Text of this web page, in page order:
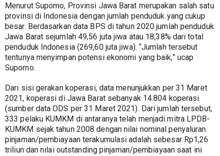
Menurut Supomo, Provinsi Jawa Barat merupakan salah satu
provinsi di Indonesia dengan jumlah penduduk yang cukup
besar. Berdasarkan data BPS di tahun 2020 jumlah penduduk
Jawa Barat sejumlah 49,56 juta jiwa atau 18,38% dari total
penduduk Indonesia (269,60 juta jiwa). “Jumlah tersebut
tentunya menyimpan potensi ekonomi yang baik,” ucap
Supomo.
Dari sisi gerakan koperasi, data menunjukkan per 31 Maret
2021, koperasi di Jawa Barat sebanyak 14.804 koperasi
(sumber data ODS per 31 Maret 2021). Dari jumlah tersebut,
333 pelaku KUMKM di antaranya telah menjadi mitra LPDB-
KUMKM sejak tahun 2008 dengan nilai nominal penyaluran
pinjaman/pembiayaan terakumulasi adalah sebesar Rp1,26
triliun dan nilai outstanding pinjaman/pembiayaan saat ini